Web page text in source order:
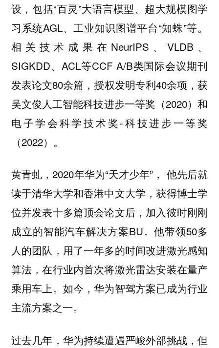
设，包括“百灵”大语言模型、超大规模图学
习系统AGL、工业知识图谱平台“知蛛”等。
相关技术成果在NeurIPS、VLDB、
SIGKDD、ACL等CCF A/B类国际会议期刊
发表论文80余篇，授权发明专利40余项，获
吴文俊人工智能科技进步一等奖（2020）和
电子学会科学技术奖-科技进步一等奖
（2022）。
黄青虬，2020年华为“天才少年”， 他先后就
读于清华大学和香港中文大学，获得博士学
位并发表十多篇顶会论文后，加入彼时刚刚
成立的智能汽车解决方案BU。他带领50多
人的团队，用了一年多的时间改进激光感知
算法，在行业内首次将激光雷达安装在量产
乘用车上。如今，华为智驾方案已成为行业
主流方案之一。
过去几年，华为持续遭遇严峻外部挑战，但